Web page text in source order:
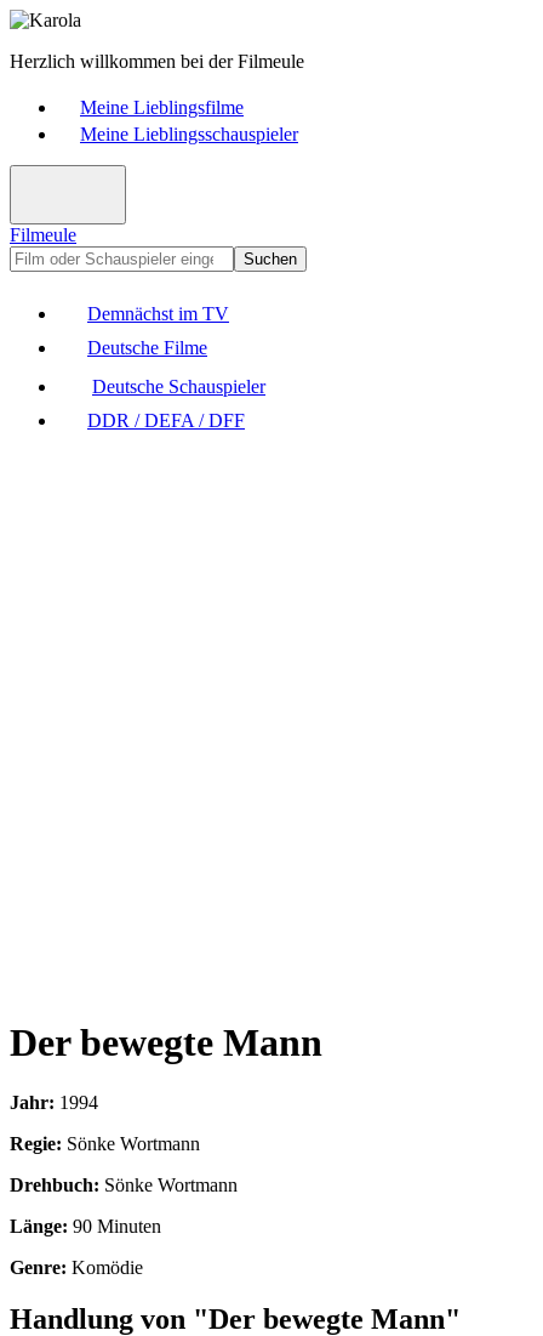
Herzlich willkommen bei der Filmeule
Meine Lieblingsfilme
Meine Lieblingsschauspieler
Filmeule
Suchen
Demnächst im TV
Deutsche Filme
Deutsche Schauspieler
DDR / DEFA / DFF
Der bewegte Mann
Jahr: 1994
Regie: Sönke Wortmann
Drehbuch: Sönke Wortmann
Länge: 90 Minuten
Genre: Komödie
Handlung von "Der bewegte Mann"